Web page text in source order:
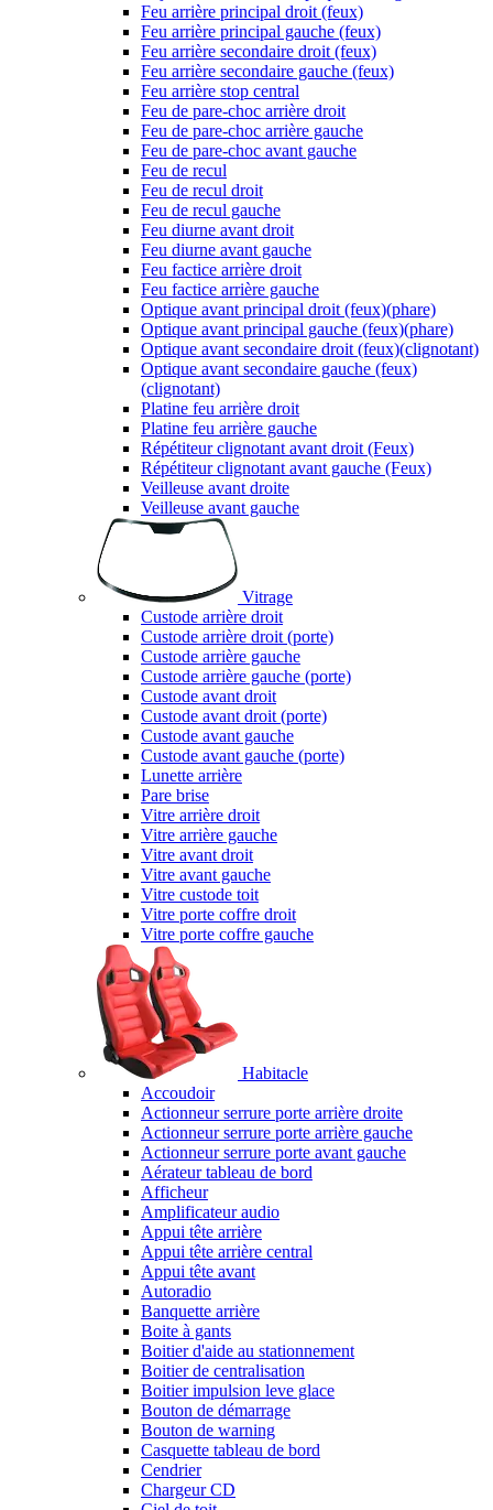
Feu arrière principal droit (feux)
Feu arrière principal gauche (feux)
Feu arrière secondaire droit (feux)
Feu arrière secondaire gauche (feux)
Feu arrière stop central
Feu de pare-choc arrière droit
Feu de pare-choc arrière gauche
Feu de pare-choc avant gauche
Feu de recul
Feu de recul droit
Feu de recul gauche
Feu diurne avant droit
Feu diurne avant gauche
Feu factice arrière droit
Feu factice arrière gauche
Optique avant principal droit (feux)(phare)
Optique avant principal gauche (feux)(phare)
Optique avant secondaire droit (feux)(clignotant)
Optique avant secondaire gauche (feux)
(clignotant)
Platine feu arrière droit
Platine feu arrière gauche
Répétiteur clignotant avant droit (Feux)
Répétiteur clignotant avant gauche (Feux)
Veilleuse avant droite
Veilleuse avant gauche
Vitrage
Custode arrière droit
Custode arrière droit (porte)
Custode arrière gauche
Custode arrière gauche (porte)
Custode avant droit
Custode avant droit (porte)
Custode avant gauche
Custode avant gauche (porte)
Lunette arrière
Pare brise
Vitre arrière droit
Vitre arrière gauche
Vitre avant droit
Vitre avant gauche
Vitre custode toit
Vitre porte coffre droit
Vitre porte coffre gauche
Habitacle
Accoudoir
Actionneur serrure porte arrière droite
Actionneur serrure porte arrière gauche
Actionneur serrure porte avant gauche
Aérateur tableau de bord
Afficheur
Amplificateur audio
Appui tête arrière
Appui tête arrière central
Appui tête avant
Autoradio
Banquette arrière
Boite à gants
Boitier d'aide au stationnement
Boitier de centralisation
Boitier impulsion leve glace
Bouton de démarrage
Bouton de warning
Casquette tableau de bord
Cendrier
Chargeur CD